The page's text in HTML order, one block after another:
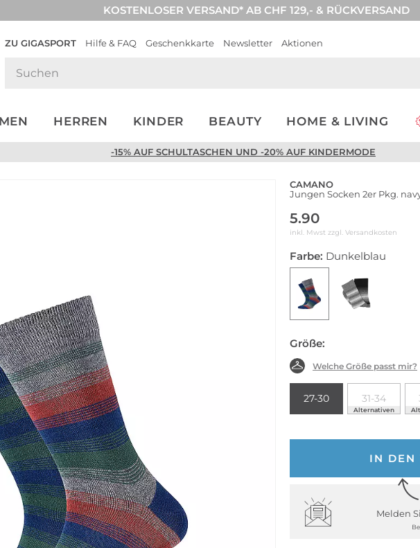
KOSTENLOSER VERSAND* AB CHF 129,- & RÜCKVERSAND
ZU GIGASPORT Hilfe & FAQ Geschenkkarte Newsletter Aktionen
HERREN KINDER BEAUTY HOME & LIVING
-15% AUF SCHULTASCHEN UND -20% AUF KINDERMODE
CAMANO
Jungen Socken 2er Pkg.
5.90
inkl. Mwst zzgl. Versandkosten
Farbe: Dunkelblau
Größe:
Welche Größe passt mir?
27-30 31-34
Alternativen
IN DEN
Melden